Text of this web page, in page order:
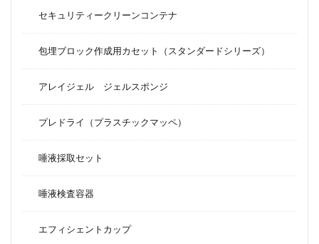
セキュリティークリーンコンテナ
包埋ブロック作成用カセット（スタンダードシリーズ）
アレイジェル ジェルスポンジ
プレドライ（プラスチックマッペ）
唾液採取セット
唾液検査容器
エフィシェントカップ